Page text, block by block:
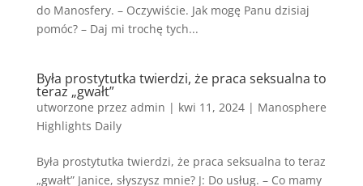
do Manosfery. – Oczywiście. Jak mogę Panu dzisiaj
pomóc? – Daj mi trochę tych...
Była prostytutka twierdzi, że praca seksualna to
teraz „gwałt”
utworzone przez admin | kwi 11, 2024| Manosphere
Highlights Daily
Była prostytutka twierdzi, że praca seksualna to teraz
„gwałt” Janice, słyszysz mnie? J: Do usług. – Co mamy